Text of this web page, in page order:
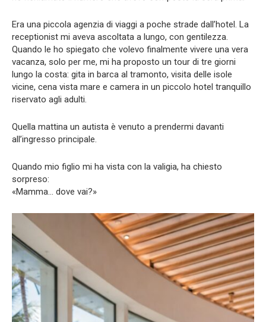
Era una piccola agenzia di viaggi a poche strade dall’hotel. La
receptionist mi aveva ascoltata a lungo, con gentilezza.
Quando le ho spiegato che volevo finalmente vivere una vera
vacanza, solo per me, mi ha proposto un tour di tre giorni
lungo la costa: gita in barca al tramonto, visita delle isole
vicine, cena vista mare e camera in un piccolo hotel tranquillo
riservato agli adulti.
Quella mattina un autista è venuto a prendermi davanti
all’ingresso principale.
Quando mio figlio mi ha vista con la valigia, ha chiesto
sorpreso:
«Mamma… dove vai?»